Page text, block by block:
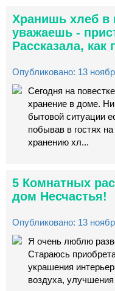
Хранишь хлеб в
уважаешь -
Рассказала, как
Опубликовано: 13
Сегодня на
хранение в доме.
бытовой ситуации
побывав в гостях
хранению хл...
5 Комнатных
дом Несчастья!
Опубликовано: 13
Я очень люблю
Стараюсь
украшения
воздуха,